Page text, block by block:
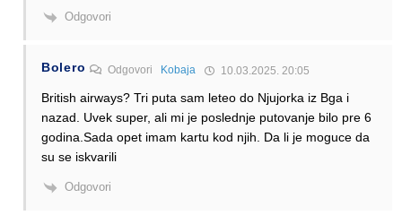
Odgovori
Bolero Odgovori Kobaja 10.03.2025. 20:05
British airways? Tri puta sam leteo do Njujorka iz Bga i
nazad. Uvek super, ali mi je poslednje putovanje bilo pre 6
godina.Sada opet imam kartu kod njih. Da li je moguce da
su se iskvarili
Odgovori